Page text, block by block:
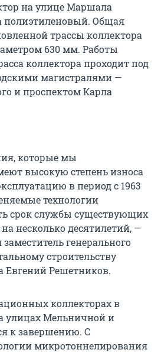
на улице Маршала
полиэтиленовый. Общая
трассы коллектора
630 мм. Работы
коллектора проходит под
магистралями —
и проспектом Карла
которые мы
высокую степень износа
в период с 1963
технологии
срок службы существующих
несколько десятилетий, —
генерального
строительству
Евгений Решетников.
коллекторах в
улицах Мельничной и
к завершению. С
микротоннелирования